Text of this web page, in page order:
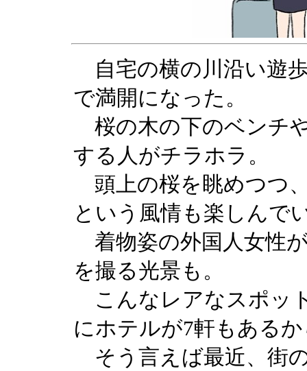
自宅の横の川沿い遊
で満開になった。
桜の木の下のベンチ
する人がチラホラ。
頭上の桜を眺めつつ
という風情も楽しんで
着物姿の外国人女性
を撮る光景も。
こんなレアなスポッ
にホテルが7軒もある
そう言えば最近、街